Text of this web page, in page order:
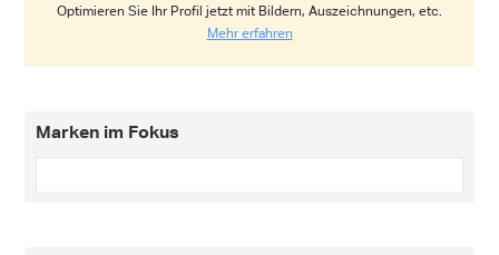
Optimieren Sie Ihr Profil jetzt mit Bildern, Auszeichnungen, etc.
Mehr erfahren
Marken im Fokus